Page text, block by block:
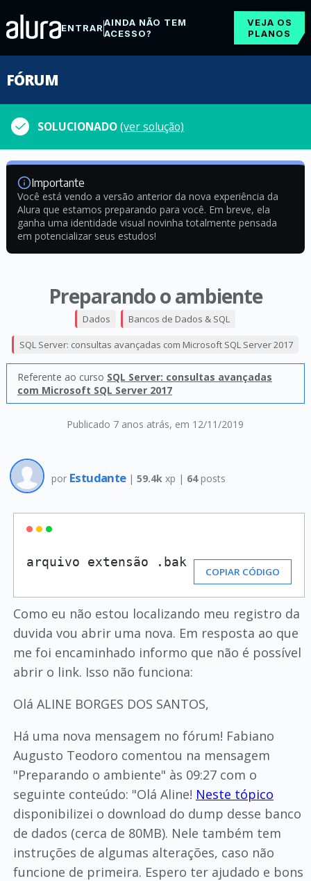
ENTRARAINDA NÃO TEM
ACESSO?
VEJA OS
PLANOS
FÓRUM
SOLUCIONADO(ver solução)
Importante
Você está vendo a versão anterior da nova experiência da
Alura que estamos preparando para você. Em breve, ela
ganha uma identidade visual novinha totalmente pensada
em potencializar seus estudos!
Preparando o ambiente
Publicado 7 anos atrás, em 12/11/2019
Dados Bancos de Dados & SQL
SQL Server: consultas avançadas com Microsoft SQL Server 2017
Referente ao curso SQL Server: consultas avançadas
com Microsoft SQL Server 2017
por Estudante | 59.4k xp | 64posts
arquivo extensão .bak
COPIAR CÓDIGO
Como eu não estou localizando meu registro da
duvida vou abrir uma nova. Em resposta ao que
me foi encaminhado informo que não é possível
abrir o link. Isso não funciona:
Olá ALINE BORGES DOS SANTOS,
Há uma nova mensagem no fórum! Fabiano
Augusto Teodoro comentou na mensagem
"Preparando o ambiente" às 09:27 com o
seguinte conteúdo: "Olá Aline! Neste tópico
disponibilizei o download do dump desse banco
de dados (cerca de 80MB). Nele também tem
instruções de algumas alterações, caso não
funcione de primeira. Espero ter ajudado e bons